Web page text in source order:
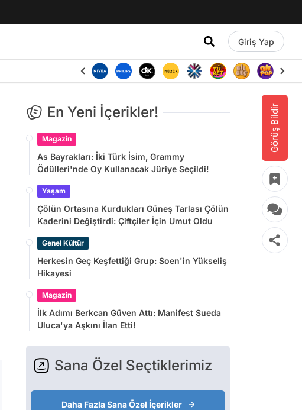
Giriş Yap
Görüş Bildir
En Yeni İçerikler!
Magazin
As Bayrakları: İki Türk İsim, Grammy
Ödülleri'nde Oy Kullanacak Jüriye Seçildi!
Yaşam
Çölün Ortasına Kurdukları Güneş Tarlası Çölün
Kaderini Değiştirdi: Çiftçiler İçin Umut Oldu
Genel Kültür
Herkesin Geç Keşfettiği Grup: Soen'in Yükseliş
Hikayesi
Magazin
İlk Adımı Berkcan Güven Attı: Manifest Sueda
Uluca'ya Aşkını İlan Etti!
Sana Özel Seçtiklerimiz
Daha Fazla Sana Özel İçerikler